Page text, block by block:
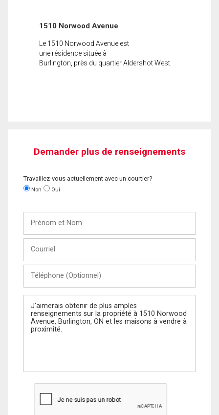
1510 Norwood Avenue
Le 1510 Norwood Avenue est
une résidence située à
Burlington, près du quartier Aldershot West.
Demander plus de renseignements
Travaillez-vous actuellement avec un courtier?
Non Oui
Nom
(Optionnel)
Message